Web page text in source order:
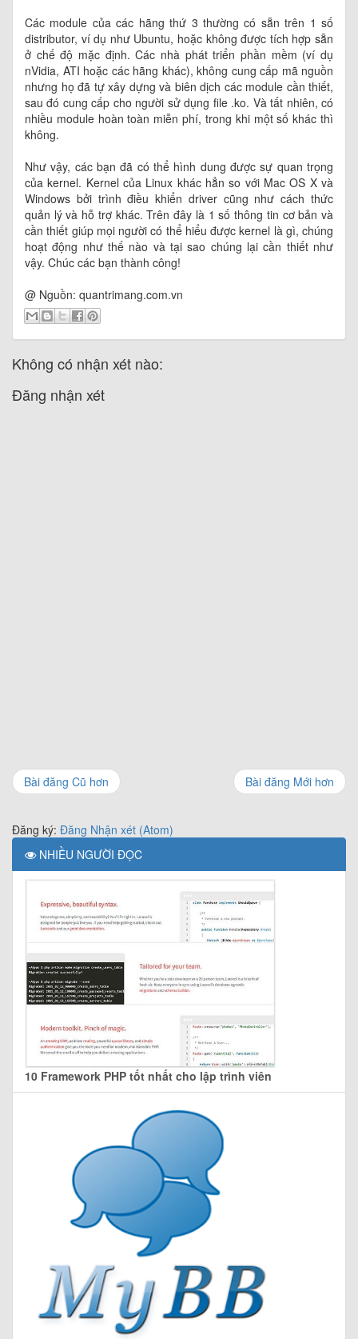
Các module của các hãng thứ 3 thường có sẵn trên 1 số
distributor, ví dụ như Ubuntu, hoặc không được tích hợp sẵn
ở chế độ mặc định. Các nhà phát triển phần mềm (ví dụ
nVidia, ATI hoặc các hãng khác), không cung cấp mã nguồn
nhưng họ đã tự xây dựng và biên dịch các module cần thiết,
sau đó cung cấp cho người sử dụng file .ko. Và tất nhiên, có
nhiều module hoàn toàn miễn phí, trong khi một số khác thì
không.
Như vậy, các bạn đã có thể hình dung được sự quan trọng
của kernel. Kernel của Linux khác hẳn so với Mac OS X và
Windows bởi trình điều khiển driver cũng như cách thức
quản lý và hỗ trợ khác. Trên đây là 1 số thông tin cơ bản và
cần thiết giúp mọi người có thể hiểu được kernel là gì, chúng
hoạt động như thế nào và tại sao chúng lại cần thiết như
vậy. Chúc các bạn thành công!
@ Nguồn: quantrimang.com.vn
Không có nhận xét nào:
Đăng nhận xét
Bài đăng Mới hơn
Bài đăng Cũ hơn
Đăng ký: Đăng Nhận xét (Atom)
NHIỀU NGƯỜI ĐỌC
10 Framework PHP tốt nhất cho lập trình viên